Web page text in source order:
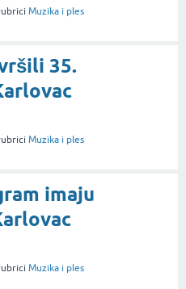
Muzika i ples
35.
Muzika i ples
imaju
Muzika i ples